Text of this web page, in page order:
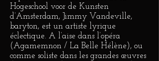
Hogeschool voor de Kunsten
d’Amsterdam, Jimmy Vandeville,
baryton, est un artiste lyrique
éclectique. A l’aise dans l’opéra
(Agamemnon / La Belle Hélène), ou
comme soliste dans les grandes œuvres